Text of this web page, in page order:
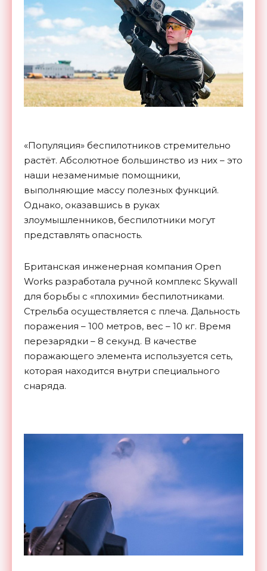
«Популяция» беспилотников стремительно
растёт. Абсолютное большинство из них – это
наши незаменимые помощники,
выполняющие массу полезных функций.
Однако, оказавшись в руках
злоумышленников, беспилотники могут
представлять опасность.
Британская инженерная компания Open
Works разработала ручной комплекс Skywall
для борьбы с «плохими» беспилотниками.
Стрельба осуществляется с плеча. Дальность
поражения – 100 метров, вес – 10 кг. Время
перезарядки – 8 секунд. В качестве
поражающего элемента используется сеть,
которая находится внутри специального
снаряда.